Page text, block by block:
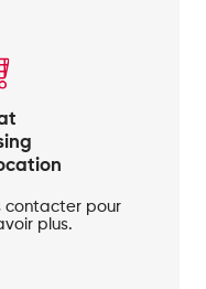
contacter pour
plus.